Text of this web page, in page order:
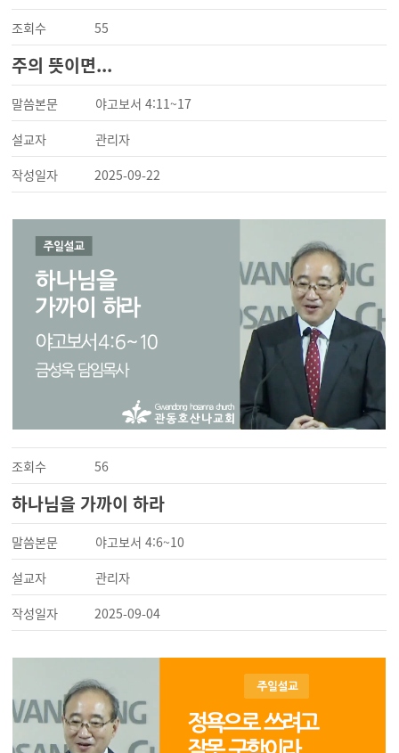
조회수 55
주의 뜻이면...
말씀본문
야고보서 4:11~17
설교자
관리자
작성일자
2025-09-22
조회수 56
하나님을 가까이 하라
말씀본문
야고보서 4:6~10
설교자
관리자
작성일자
2025-09-04